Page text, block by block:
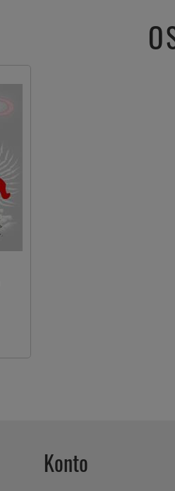
nami Twoimi doświadczeniami. Do
Konto